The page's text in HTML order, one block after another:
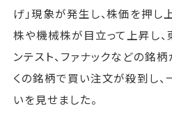
げ」現象が発生し、株価を押し
株や機械株が目立って上昇し、
ンテスト、ファナックなどの銘
くの銘柄で買い注文が殺到し、
いを見せました。